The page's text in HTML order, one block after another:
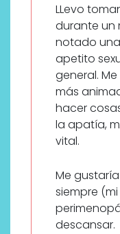
LLevo
durante un
notado
apetito
general.
más
hacer
la apatía,
vital.
Me
siempre
descansar.